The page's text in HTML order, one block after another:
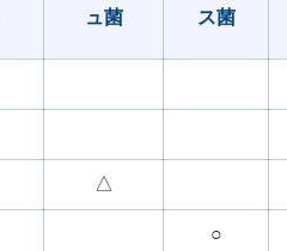
ュ菌
ス菌
△
○